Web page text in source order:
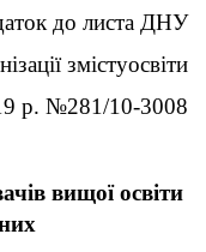
до листа ДНУ
змістуосвіти
р. №281/10-3008
вищої освіти